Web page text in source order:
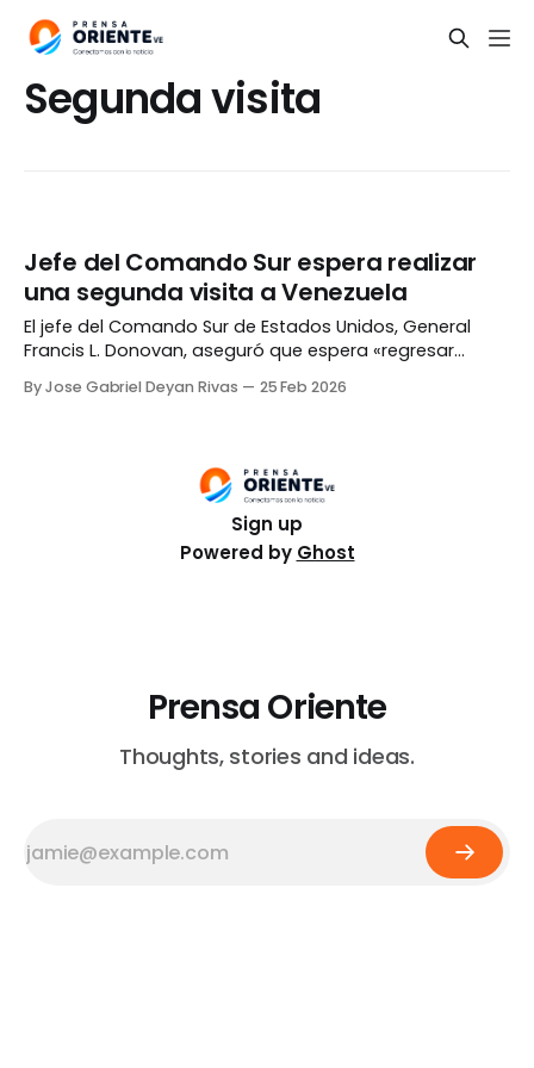
Segunda visita
Jefe del Comando Sur espera realizar
una segunda visita a Venezuela
El jefe del Comando Sur de Estados Unidos, General
Francis L. Donovan, aseguró que espera «regresar
anunciado por el presidente Donald Trump. «La
seguridad interna de Venezuela,
By Jose Gabriel Deyan Rivas 25 Feb 2026
Sign up
Powered by Ghost
Prensa Oriente
Thoughts, stories and ideas.